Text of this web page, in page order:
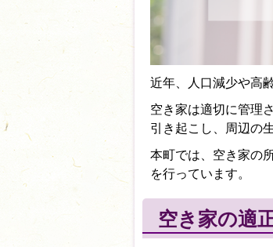
近年、人口減少や高
空き家は適切に管理
引き起こし、周辺の
本町では、空き家の
を行っています。
空き家の適